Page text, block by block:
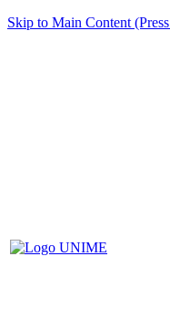
Skip to Main Content